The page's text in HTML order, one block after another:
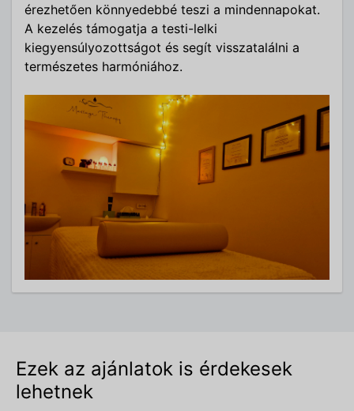
érezhetően könnyedebbé teszi a mindennapokat.
A kezelés támogatja a testi-lelki
kiegyensúlyozottságot és segít visszatalálni a
természetes harmóniához.
Ezek az ajánlatok is érdekesek
lehetnek